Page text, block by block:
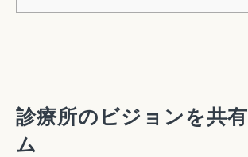
診療所のビジョンを共
ム